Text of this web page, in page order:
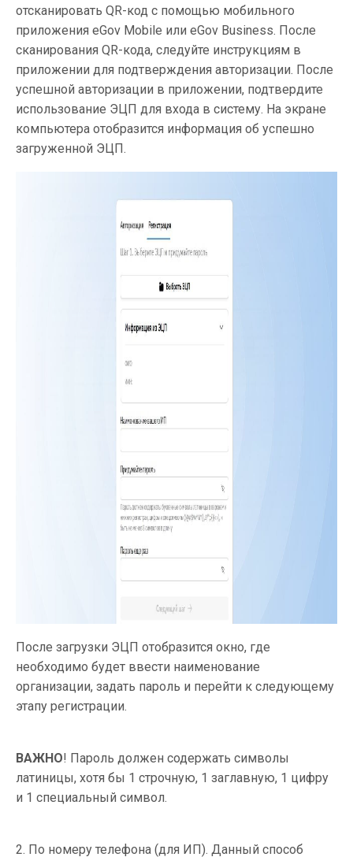
отсканировать QR-код с помощью мобильного
приложения eGov Mobile или eGov Business. После
сканирования QR-кода, следуйте инструкциям в
приложении для подтверждения авторизации. После
успешной авторизации в приложении, подтвердите
использование ЭЦП для входа в систему. На экране
компьютера отобразится информация об успешно
загруженной ЭЦП.
После загрузки ЭЦП отобразится окно, где
необходимо будет ввести наименование
организации, задать пароль и перейти к следующему
этапу регистрации.
ВАЖНО! Пароль должен содержать символы
латиницы, хотя бы 1 строчную, 1 заглавную, 1 цифру
и 1 специальный символ.
2. По номеру телефона (для ИП). Данный способ